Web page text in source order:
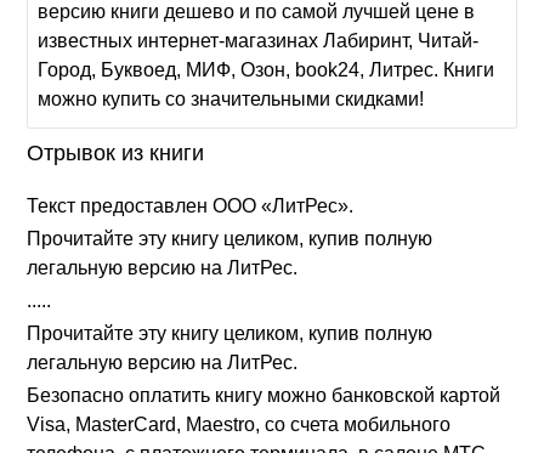
версию книги дешево и по самой лучшей цене в
известных интернет-магазинах Лабиринт, Читай-
Город, Буквоед, МИФ, Озон, book24, Литрес. Книги
можно купить со значительными скидками!
Отрывок из книги
Текст предоставлен ООО «ЛитРес».
Прочитайте эту книгу целиком, купив полную
легальную версию на ЛитРес.
.....
Прочитайте эту книгу целиком, купив полную
легальную версию на ЛитРес.
Безопасно оплатить книгу можно банковской картой
Visa, MasterCard, Maestro, со счета мобильного